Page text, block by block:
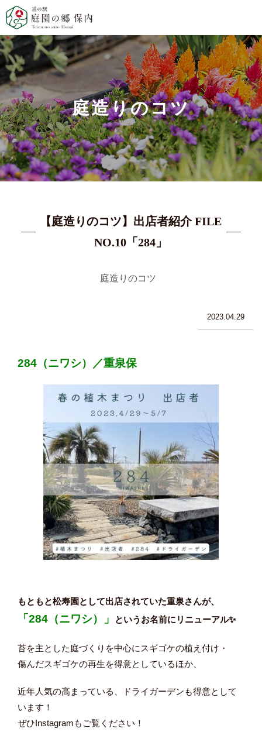
庭造りのコツ
【庭造りのコツ】出店者紹介 FILE
NO.10「284」
庭造りのコツ
2023.04.29
284（ニワシ）／重泉保
もともと松寿園として出店されていた重泉さんが、
「284（ニワシ）」 というお名前にリニューアル✨
苔を主とした庭づくりを中心にスギゴケの植え付け・
傷んだスギゴケの再生を得意としているほか、
近年人気の高まっている、ドライガーデンも得意として
います！
ぜひInstagramもご覧ください！